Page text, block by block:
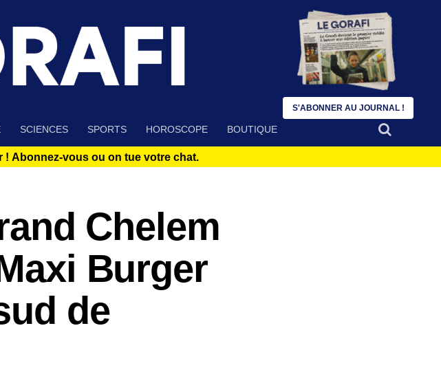
SCIENCES SPORTS HOROSCOPE BOUTIQUE
! Abonnez-vous ou on tue votre chat.
Chelem
Burger
de
S'ABONNER AU JOURNAL !